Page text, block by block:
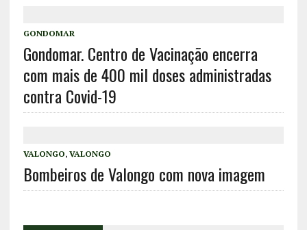
GONDOMAR
Gondomar. Centro de Vacinação encerra
com mais de 400 mil doses administradas
contra Covid-19
VALONGO, VALONGO
Bombeiros de Valongo com nova imagem